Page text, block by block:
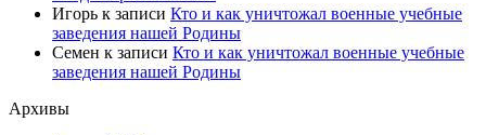
Игорь к записи Кто и как уничтожал военные учебные
заведения нашей Родины
Семен к записи Кто и как уничтожал военные учебные
заведения нашей Родины
Архивы